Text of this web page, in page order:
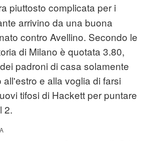
piuttosto complicata per i
arrivino da una buona
contro Avellino. Secondo le
di Milano è quotata 3.80,
padroni di casa solamente
all'estro e alla voglia di farsi
tifosi di Hackett per puntare
2.